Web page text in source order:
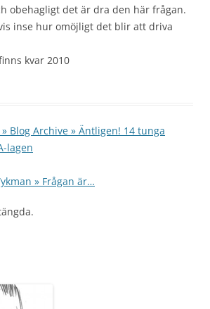
obehagligt det är dra den här frågan.
inse hur omöjligt det blir att driva
kvar 2010
Blog Archive » Äntligen! 14 tunga
lagen
» Frågan är…